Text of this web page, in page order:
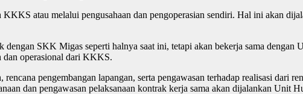
atau melalui pengusahaan dan pengoperasian sendiri. Hal ini akan
SKK Migas seperti halnya saat ini, tetapi akan bekerja sama
dan operasional dari KKKS.
pengembangan lapangan, serta pengawasan terhadap realisasi dari
dan pengawasan pelaksanaan kontrak kerja sama akan dijalankan Unit